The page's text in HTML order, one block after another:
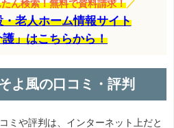
ん検索！無料で資料請求！ ／
老人ホーム情報サイト
」はこちらから！
よ風の口コミ・評判
ミや評判は、インターネット上だと